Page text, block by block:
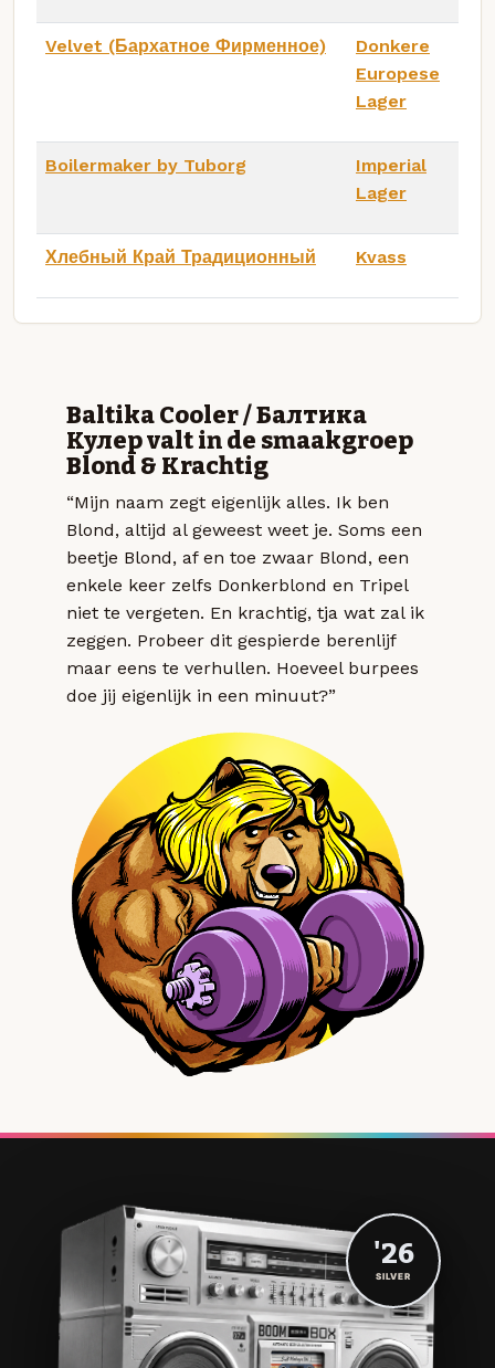
Velvet (Бархатное Фирменное)
Donkere
Europese
Lager
Boilermaker by Tuborg
Imperial
Lager
Хлебный Край Традиционный Kvass
Baltika Cooler / Балтика
Кулер valt in de smaakgroep
Blond & Krachtig
“Mijn naam zegt eigenlijk alles. Ik ben
Blond, altijd al geweest weet je. Soms een
beetje Blond, af en toe zwaar Blond, een
enkele keer zelfs Donkerblond en Tripel
niet te vergeten. En krachtig, tja wat zal ik
zeggen. Probeer dit gespierde berenlijf
maar eens te verhullen. Hoeveel burpees
doe jij eigenlijk in een minuut?”
'26
SILVER